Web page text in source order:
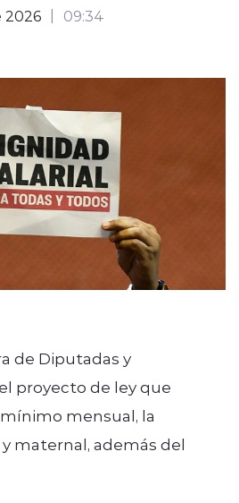
2026 09:34
de Diputadas y
proyecto de ley que
mensual, la
maternal, además del